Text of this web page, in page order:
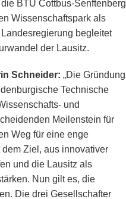
BTU Cottbus-Senftenberg
Wissenschaftspark als
begleitet
der Lausitz.
Schneider: „Die Gründung
Technische
und
Meilenstein für
Weg für eine enge
Ziel, aus innovativer
und die Lausitz als
Nun gilt es, die
Die drei Gesellschafter